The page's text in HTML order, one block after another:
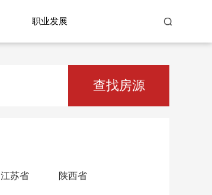
职业发展
查找房源
江苏省 陕西省